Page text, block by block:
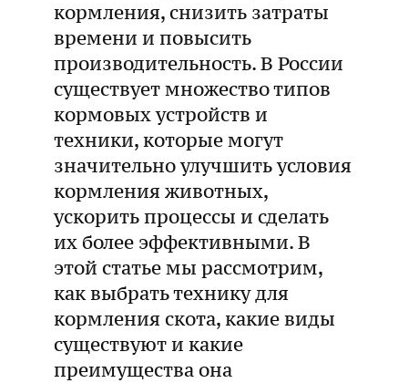
кормления, снизить затраты
времени и повысить
производительность. В России
существует множество типов
кормовых устройств и
техники, которые могут
значительно улучшить условия
кормления животных,
ускорить процессы и сделать
их более эффективными. В
этой статье мы рассмотрим,
как выбрать технику для
кормления скота, какие виды
существуют и какие
преимущества она